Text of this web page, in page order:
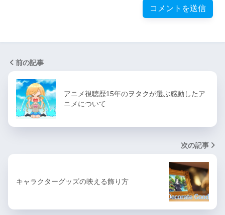
前の記事
アニメ視聴歴15年のヲタクが選ぶ感動したア
ニメについて
次の記事
キャラクターグッズの映える飾り方